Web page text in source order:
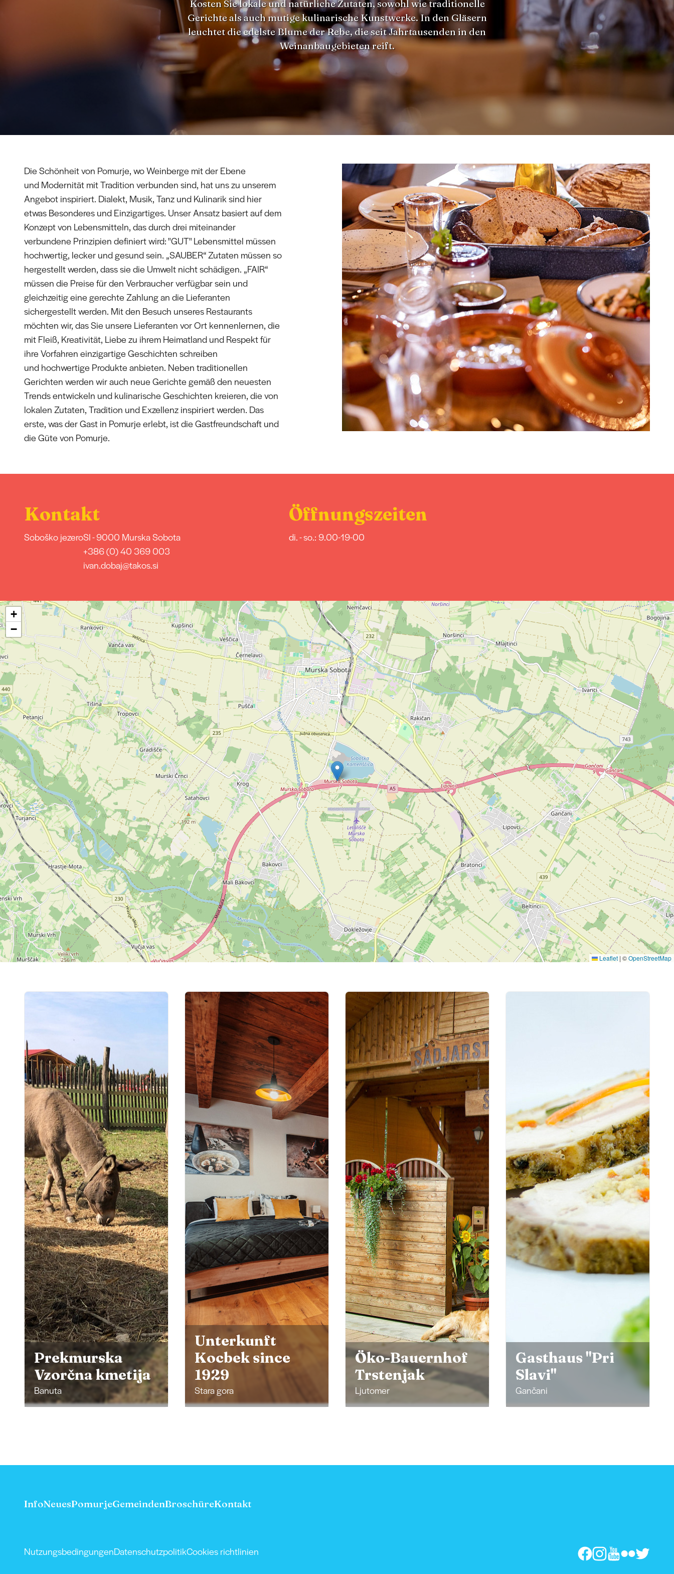
Kosten Sie lokale und natürliche Zutaten, sowohl wie traditionelle
Gerichte als auch mutige kulinarische Kunstwerke. In den Gläsern
leuchtet die edelste Blume der Rebe, die seit Jahrtausenden in den
Weinanbaugebieten reift.
Die Schönheit von Pomurje, wo Weinberge mit der Ebene
und Modernität mit Tradition verbunden sind, hat uns zu unserem
Angebot inspiriert. Dialekt, Musik, Tanz und Kulinarik sind hier
etwas Besonderes und Einzigartiges. Unser Ansatz basiert auf dem
Konzept von Lebensmitteln, das durch drei miteinander
verbundene Prinzipien definiert wird: "GUT" Lebensmittel müssen
hochwertig, lecker und gesund sein. „SAUBER“ Zutaten müssen so
hergestellt werden, dass sie die Umwelt nicht schädigen. „FAIR“
müssen die Preise für den Verbraucher verfügbar sein und
gleichzeitig eine gerechte Zahlung an die Lieferanten
sichergestellt werden. Mit den Besuch unseres Restaurants
möchten wir, das Sie unsere Lieferanten vor Ort kennenlernen, die
mit Fleiß, Kreativität, Liebe zu ihrem Heimatland und Respekt für
ihre Vorfahren einzigartige Geschichten schreiben
und hochwertige Produkte anbieten. Neben traditionellen
Gerichten werden wir auch neue Gerichte gemäß den neuesten
Trends entwickeln und kulinarische Geschichten kreieren, die von
lokalen Zutaten, Tradition und Exzellenz inspiriert werden. Das
erste, was der Gast in Pomurje erlebt, ist die Gastfreundschaft und
die Güte von Pomurje.
Kontakt
Soboško jezeroSI - 9000 Murska Sobota
+386 (0) 40 369 003
ivan.dobaj@takos.si
Öffnungszeiten
di. - so.: 9.00-19-00
+
−
Leaflet | ©OpenStreetMap
Unterkunft
Kocbek since
1929
Stara gora
Öko-Bauernhof
Trstenjak
Ljutomer
Gasthaus "Pri
Slavi"
Gančani
Schinkenhaus
Kodila
Murska Sobota
InfoNeuesPomurjeGemeindenBroschüreKontakt
NutzungsbedingungenDatenschutzpolitikCookies richtlinien